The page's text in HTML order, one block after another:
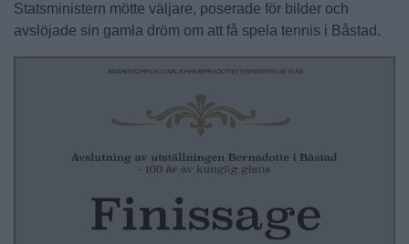
Statsministern mötte väljare, poserade för bilder och
avslöjade sin gamla dröm om att få spela tennis i Båstad.